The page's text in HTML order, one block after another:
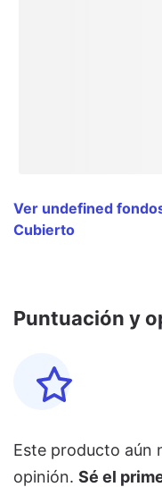
Ver undefined
Cubierto
Puntuación y
Este producto aún
opinión. Sé el